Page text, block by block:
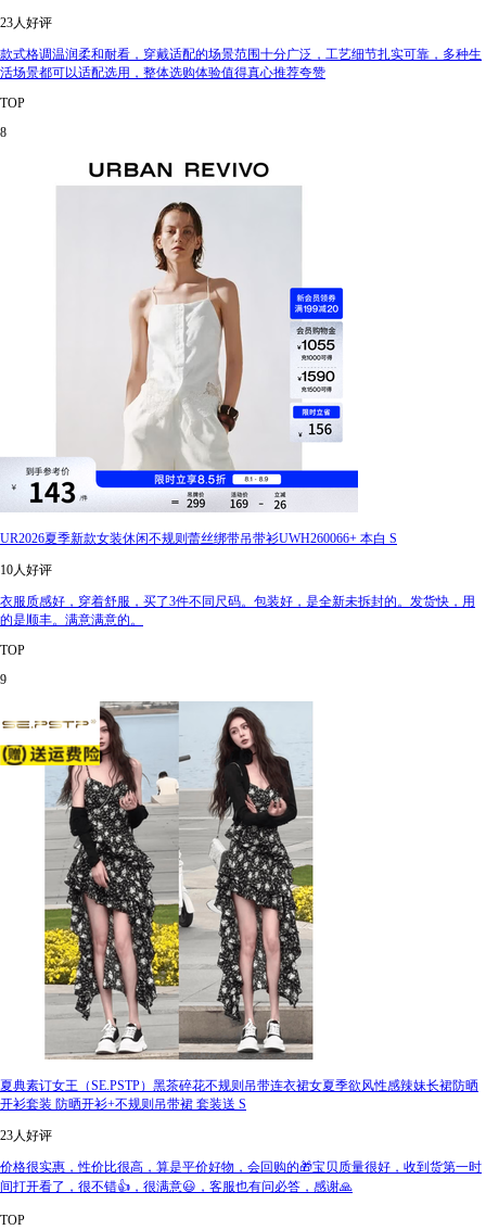
23人好评
款式格调温润柔和耐看，穿戴适配的场景范围十分广泛，工艺细节扎实可靠，多种生
活场景都可以适配选用，整体选购体验值得真心推荐夸赞
TOP
8
UR2026夏季新款女装休闲不规则蕾丝绑带吊带衫UWH260066+ 本白 S
10人好评
衣服质感好，穿着舒服，买了3件不同尺码。包装好，是全新未拆封的。发货快，用
的是顺丰。满意满意的。
TOP
9
夏典素订女王（SE.PSTP）黑茶碎花不规则吊带连衣裙女夏季欲风性感辣妹长裙防晒
开衫套装 防晒开衫+不规则吊带裙 套装送 S
23人好评
价格很实惠，性价比很高，算是平价好物，会回购的🎁宝贝质量很好，收到货第一时
间打开看了，很不错👍，很满意😃，客服也有问必答，感谢🙏
TOP